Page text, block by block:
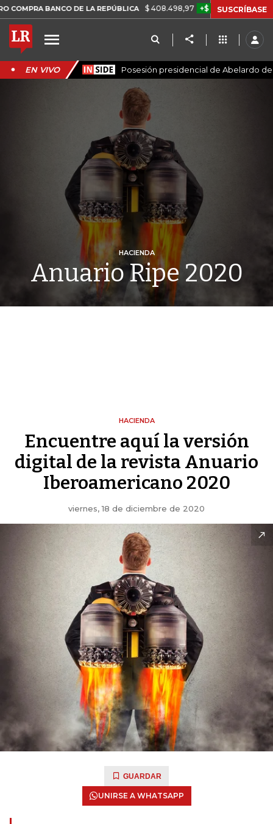
BANCO DE LA REPÚBLICA $ 408.498,97 +$ 8.753,81 +2,19%
SUSCRÍBASE
EN VIVO Posesión presidencial de Abelardo de
HACIENDA
Anuario Ripe 2020
HACIENDA
Encuentre aquí la versión
digital de la revista Anuario
Iberoamericano 2020
viernes, 18 de diciembre de 2020
GUARDAR
UNIRSE A WHATSAPP